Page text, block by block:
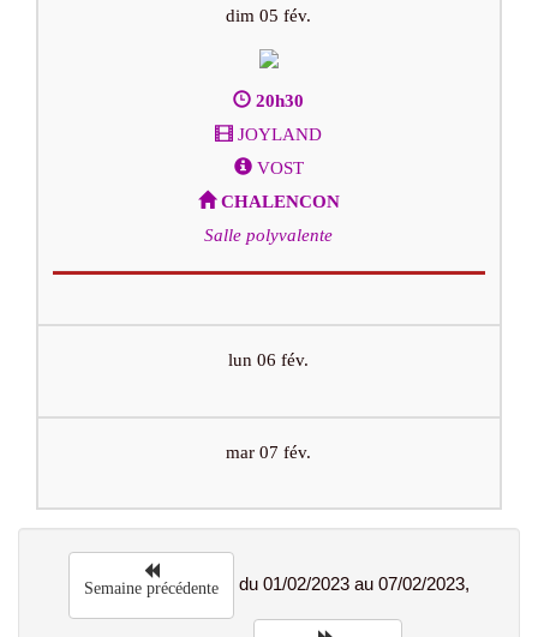
dim 05 fév.
20h30
JOYLAND
VOST
CHALENCON
Salle polyvalente
lun 06 fév.
mar 07 fév.
Semaine précédente du 01/02/2023 au 07/02/2023,